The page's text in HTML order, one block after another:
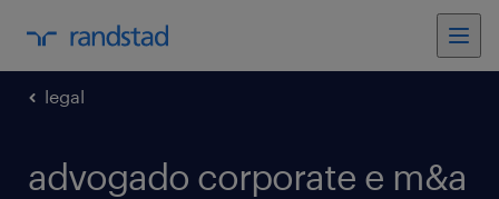
legal
advogado corporate e m&a